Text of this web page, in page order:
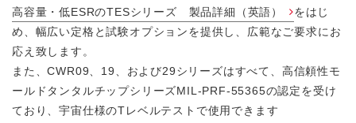
高容量・低ESRのTESシリーズ 製品詳細（英語）
をはじ
め、幅広い定格と試験オプションを提供し、広範なご要求にお
応え致します。
また、CWR09、19、および29シリーズはすべて、高信頼性モ
ールドタンタルチップシリーズMIL-PRF-55365の認定を受け
ており、宇宙仕様のTレベルテストで使用できます